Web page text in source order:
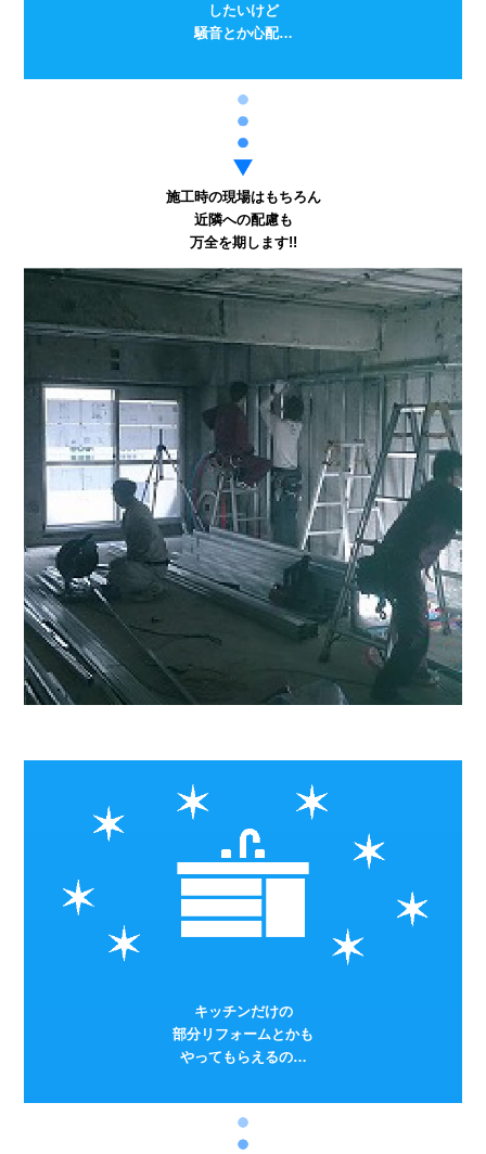
したいけど
騒音とか心配…
施工時の現場はもちろん
近隣への配慮も
万全を期します!!
キッチンだけの
部分リフォームとかも
やってもらえるの…